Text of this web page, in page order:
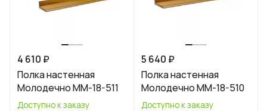
4 610 ₽
Полка настенная
Молодечно ММ-18-511
Доступно к заказу
5 640 ₽
Полка настенная
Молодечно ММ-18-510
Доступно к заказу